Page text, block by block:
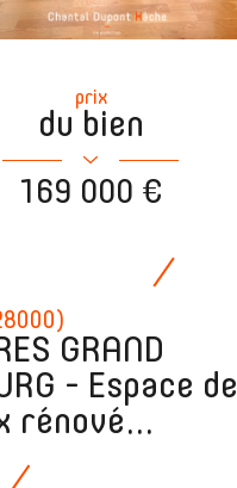
GRAND
- Espace de
rénové...
prix
du bien
169 000 €